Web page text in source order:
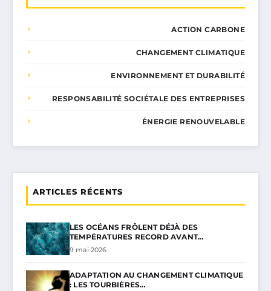
ACTION CARBONE
CHANGEMENT CLIMATIQUE
ENVIRONNEMENT ET DURABILITÉ
RESPONSABILITÉ SOCIÉTALE DES ENTREPRISES
ÉNERGIE RENOUVELABLE
ARTICLES RÉCENTS
LES OCÉANS FRÔLENT DÉJÀ DES
TEMPÉRATURES RECORD AVANT…
9 mai 2026
ADAPTATION AU CHANGEMENT CLIMATIQUE
: LES TOURBIÈRES…